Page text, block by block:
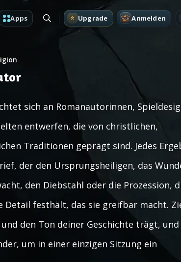
Apps Upgrade Anmelden
sich an Romanautorinnen,
entwerfen, die von christlichen,
Traditionen geprägt sind. Jedes
der den Ursprungsheiligen, das
den Diebstahl oder die Prozession,
festhält, das sie greifbar macht.
den Ton deiner Geschichte trägt, und
um in einer einzigen Sitzung ein